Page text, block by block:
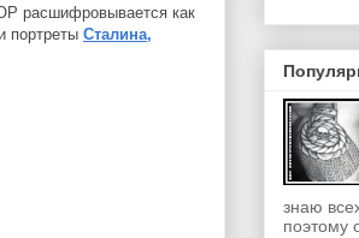
расшифровывается как
портреты Сталина,
знаю
поэтому